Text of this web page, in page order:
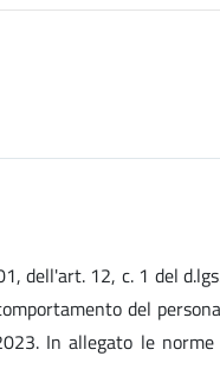
dell'art. 12, c. 1 del
del
In allegato le